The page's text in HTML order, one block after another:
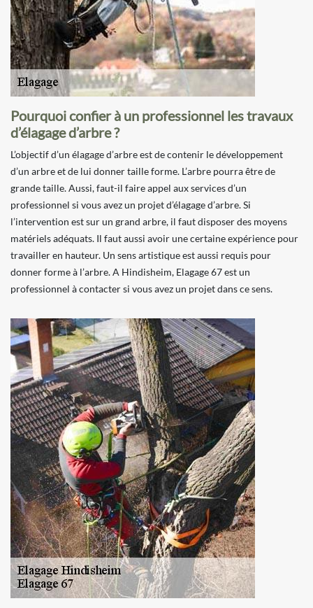
Pourquoi confier à un professionnel les travaux
d’élagage d’arbre ?
L’objectif d’un élagage d’arbre est de contenir le développement
d’un arbre et de lui donner taille forme. L’arbre pourra être de
grande taille. Aussi, faut-il faire appel aux services d’un
professionnel si vous avez un projet d’élagage d’arbre. Si
l’intervention est sur un grand arbre, il faut disposer des moyens
matériels adéquats. Il faut aussi avoir une certaine expérience pour
travailler en hauteur. Un sens artistique est aussi requis pour
donner forme à l’arbre. A Hindisheim, Elagage 67 est un
professionnel à contacter si vous avez un projet dans ce sens.